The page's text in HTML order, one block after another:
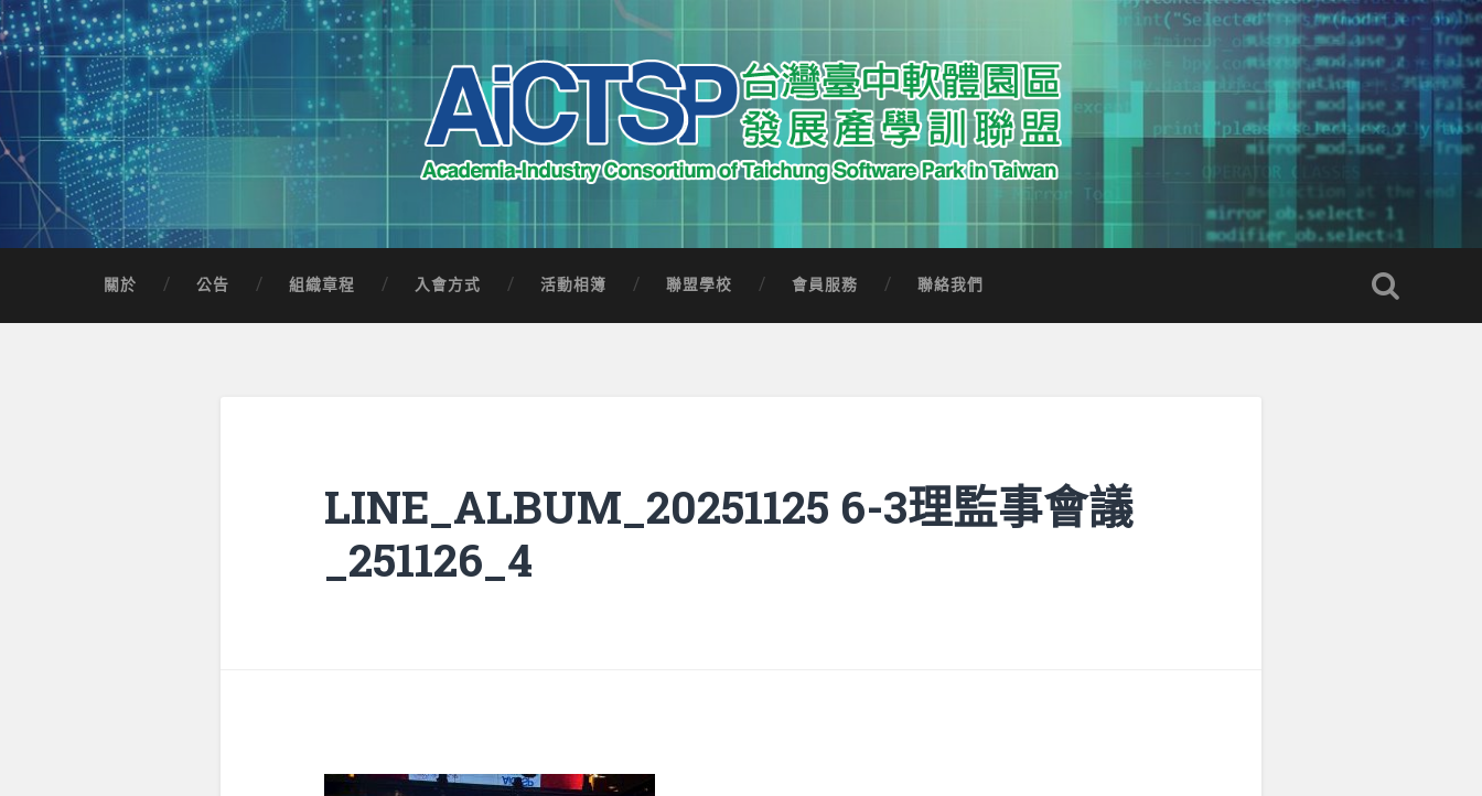
Skip
to
content
Search
AICTSP 台灣臺中軟體園區發展產學訓聯盟
Academia-Industry Consortium of Taichung Software Park in Taiwan
關於 公告 組織章程 入會方式 活動相簿 聯盟學校 會員服務 聯絡我們
LINE_ALBUM_20251125 6-3理監事會議
_251126_4